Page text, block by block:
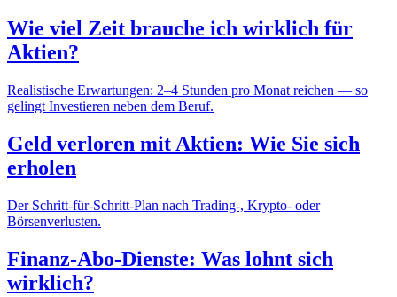
Wie viel Zeit brauche ich wirklich für
Aktien?
Realistische Erwartungen: 2–4 Stunden pro Monat reichen — so
gelingt Investieren neben dem Beruf.
Geld verloren mit Aktien: Wie Sie sich
erholen
Der Schritt-für-Schritt-Plan nach Trading-, Krypto- oder
Börsenverlusten.
Finanz-Abo-Dienste: Was lohnt sich
wirklich?